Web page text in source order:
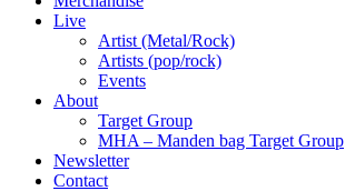
Live
Artist (Metal/Rock)
Artists (pop/rock)
Events
About
Target Group
MHA – Manden bag Target Group
Newsletter
Contact